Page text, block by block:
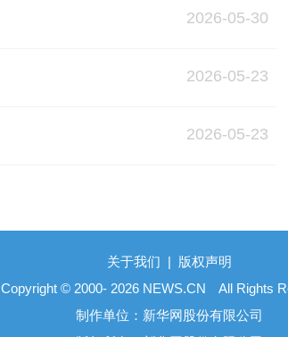
2026-05-30
2026-05-23
2026-05-23
关于我们 | 版权声明
Copyright © 2000- 2026 NEWS.CN All Rights
制作单位：新华网股份有限公司